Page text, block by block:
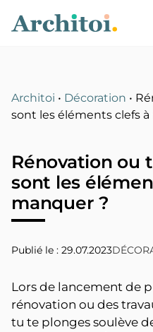
Architoi • Décoration •
sont les éléments clefs
Rénovation ou
sont les
manquer ?
Publié le : 29.07.2023
Lors de lancement de
rénovation ou des
tu te plonges soulève